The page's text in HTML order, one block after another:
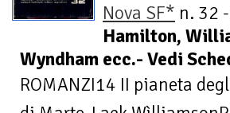
Nova SF* n. 32
Hamilton,
Wyndham ecc.- Vedi
ROMANZI14 II pianeta